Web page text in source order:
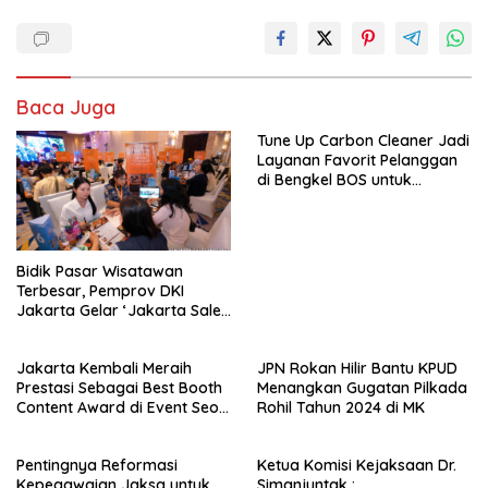
Baca Juga
Bidik Pasar Wisatawan
Terbesar, Pemprov DKI
Jakarta Gelar ‘Jakarta Sales
Tune Up Carbon Cleaner Jadi
Layanan Favorit Pelanggan
di Bengkel BOS untuk
Jakarta Kembali Meraih
Prestasi Sebagai Best Booth
Content Award di Event Seoul
JPN Rokan Hilir Bantu KPUD
Menangkan Gugatan Pilkada
Rohil Tahun 2024 di MK
Pentingnya Reformasi
Ketua Komisi Kejaksaan Dr.